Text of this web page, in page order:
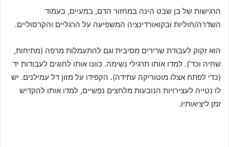
הרגישות של בן שבט הינה במחזור הדם, במעיים, בעמוד
השדרה/חוליות ובקואורדינציה המשפיעה על הרגליים והקרסוליים.
הוא זקוק לעבודת שרירים מסיבית וגם להתעמלות מרפה (מתיחות,
שחיה וכד’). למדו אותו תרגילי נשימה. כוונו אותו לחוגים לעבודות יד
(כדי לפתח אצלו מוטוריקה עתידה). הקפידו על מזון דל עמילנים. יש
לו נטייה לעצירויות הנובעות מלחצים נפשיים, למדו אותו להקדיש
זמן ליציאותיו.